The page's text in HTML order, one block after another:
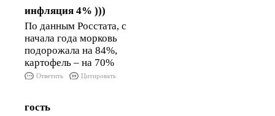
инфляция 4% )))
По данным Росстата, с
начала года морковь
подорожала на 84%,
картофель – на 70%
Ответить Цитировать
гость